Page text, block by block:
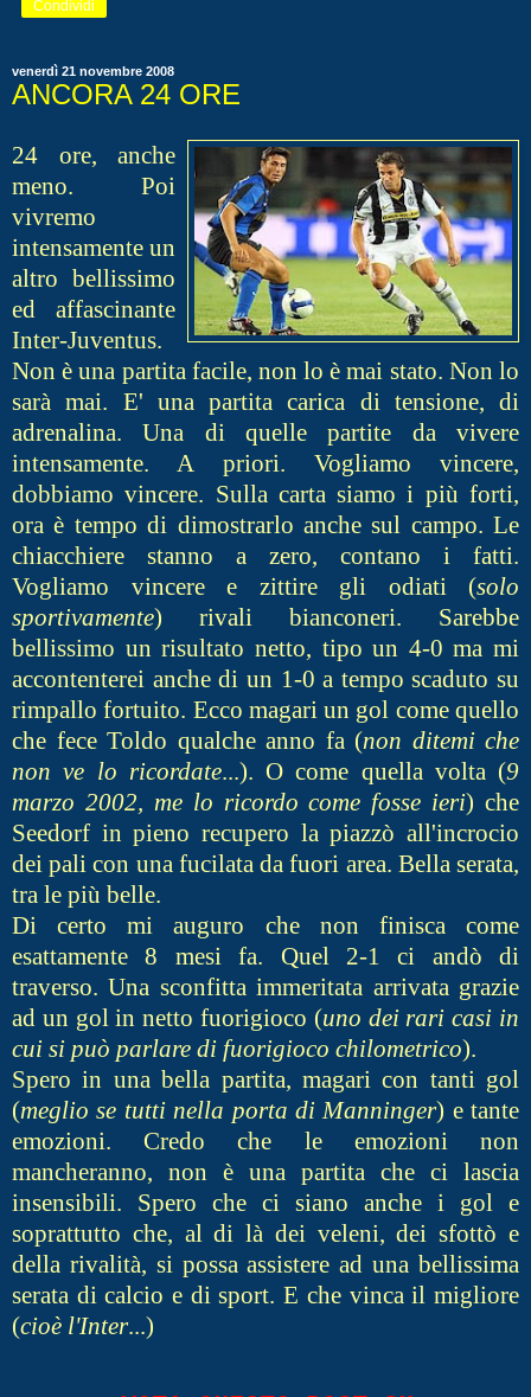
Condividi
venerdì 21 novembre 2008
ANCORA 24 ORE
24 ore, anche
meno. Poi
vivremo
intensamente un
altro bellissimo
ed affascinante
Inter-Juventus.
Non è una partita facile, non lo è mai stato. Non lo
sarà mai. E' una partita carica di tensione, di
adrenalina. Una di quelle partite da vivere
intensamente. A priori. Vogliamo vincere,
dobbiamo vincere. Sulla carta siamo i più forti,
ora è tempo di dimostrarlo anche sul campo. Le
chiacchiere stanno a zero, contano i fatti.
Vogliamo vincere e zittire gli odiati (solo
sportivamente) rivali bianconeri. Sarebbe
bellissimo un risultato netto, tipo un 4-0 ma mi
accontenterei anche di un 1-0 a tempo scaduto su
rimpallo fortuito. Ecco magari un gol come quello
che fece Toldo qualche anno fa (non ditemi che
non ve lo ricordate...). O come quella volta (9
marzo 2002, me lo ricordo come fosse ieri) che
Seedorf in pieno recupero la piazzò all'incrocio
dei pali con una fucilata da fuori area. Bella serata,
tra le più belle.
Di certo mi auguro che non finisca come
esattamente 8 mesi fa. Quel 2-1 ci andò di
traverso. Una sconfitta immeritata arrivata grazie
ad un gol in netto fuorigioco (uno dei rari casi in
cui si può parlare di fuorigioco chilometrico).
Spero in una bella partita, magari con tanti gol
(meglio se tutti nella porta di Manninger) e tante
emozioni. Credo che le emozioni non
mancheranno, non è una partita che ci lascia
insensibili. Spero che ci siano anche i gol e
soprattutto che, al di là dei veleni, dei sfottò e
della rivalità, si possa assistere ad una bellissima
serata di calcio e di sport. E che vinca il migliore
(cioè l'Inter...)